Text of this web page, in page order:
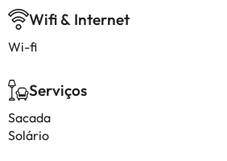
Wifi & Internet
Wi-fi
Serviços
Sacada
Solário